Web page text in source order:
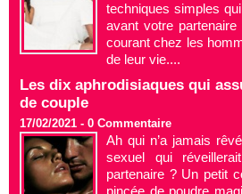
techniques simples
avant votre
courant chez les
de leur vie....
Les dix aphrodisiaques qui
de couple
17/02/2021 - 0 Commentaire
Ah qui n’a jamais
sexuel qui
partenaire ? Un petit
pincée de poudre